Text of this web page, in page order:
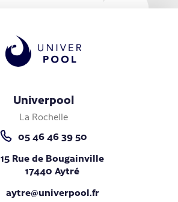
Univerpool
La Rochelle
05 46 46 39 50
15 Rue de Bougainville
17440 Aytré
aytre@univerpool.fr